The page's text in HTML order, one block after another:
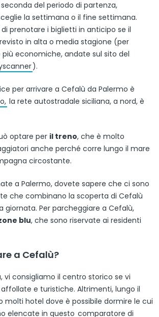
del periodo di partenza,
la settimana o il fine settimana.
prenotare i biglietti in anticipo se il
in alta o media stagione (per
economiche, andate sul sito del
).
per arrivare a Cefalù da Palermo è
la rete autostradale siciliana, a nord, è
optare per il treno, che è molto
anche perché corre lungo il mare
circostante.
a Palermo, dovete sapere che ci sono
che combinano la scoperta di Cefalù
giornata. Per parcheggiare a Cefalù,
blu, che sono riservate ai residenti
a Cefalù?
vi consigliamo il centro storico se vi
e turistiche. Altrimenti, lungo il
molti hotel dove è possibile dormire le cui
elencate in questo comparatore di